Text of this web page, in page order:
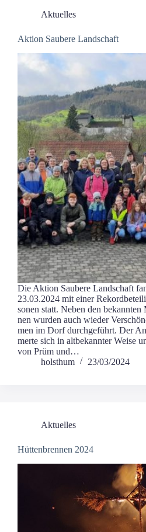
Aktuelles
Aktion Saubere Landschaft
Die Akti­on Sau­be­re Land­schaft
23.03.2024 mit einer
so­nen statt. Neben den
nen wur­den auch wie­der
men im Dorf durch­ge­führt. Der
mer­te sich in alt­be­kann­ter Wei­se
von Prüm und…
holsthum
23/03/2024
Aktuelles
Hüttenbrennen 2024